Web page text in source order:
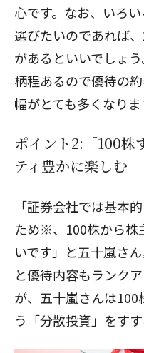
心です。なお、いろ
選びたいのであれば
があるといいでしょ
柄程あるので優待の
幅がとても多くなり
ポイント2:「100株
ティ豊かに楽しむ
「証券会社では基本
ため※、100株から株
いです」と五十嵐さ
と優待内容もランク
が、五十嵐さんは
う「分散投資」をすす